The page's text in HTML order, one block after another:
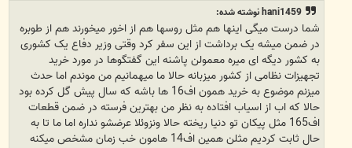
hani1459 نوشته شده:
شما درست میگی اینها هم مثل روسها هم از اخور میخورند هم از طوبره
در ضمن میشه یک برداشت از این سفر کرد وقتی وزیر دفاع یک کشوری
به کشور دیگه ای میره معمولن پاشنه این گفتگوها در مورد خرید
تجهیزات نظامی از کشور میزبانه حالا ما میهمانیم من موندم اما حدث
میزنم موضوع به خرید همون اف16 ها باشه که سال پیش گل کرده بود
حالا که اب از اسیاب افتاده به نظر من بهترین فرسته در ضمن قطعات
اف165 مثل پیکان تو دنیا ریخته حالا ونزوئلا عرضشو نداره اما ما تا به
حال ثابت کردیم مثلن همین اف14 هامون خب زمان مشخص میکنه